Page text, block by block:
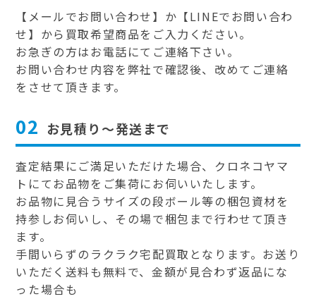
【メールでお問い合わせ】か【LINEでお問い合わ
せ】から買取希望商品をご入力ください。
お急ぎの方はお電話にてご連絡下さい。
お問い合わせ内容を弊社で確認後、改めてご連絡
をさせて頂きます。
02 お見積り～発送まで
査定結果にご満足いただけた場合、クロネコヤマ
トにてお品物をご集荷にお伺いいたします。
お品物に見合うサイズの段ボール等の梱包資材を
持参しお伺いし、その場で梱包まで行わせて頂き
ます。
手間いらずのラクラク宅配買取となります。お送り
いただく送料も無料で、金額が見合わず返品にな
った場合も